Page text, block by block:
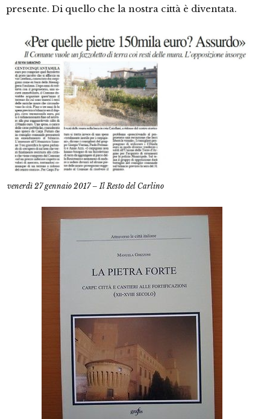
presente. Di quello che la nostra città è diventata.
venerdì 27 gennaio 2017 – Il Resto del Carlino